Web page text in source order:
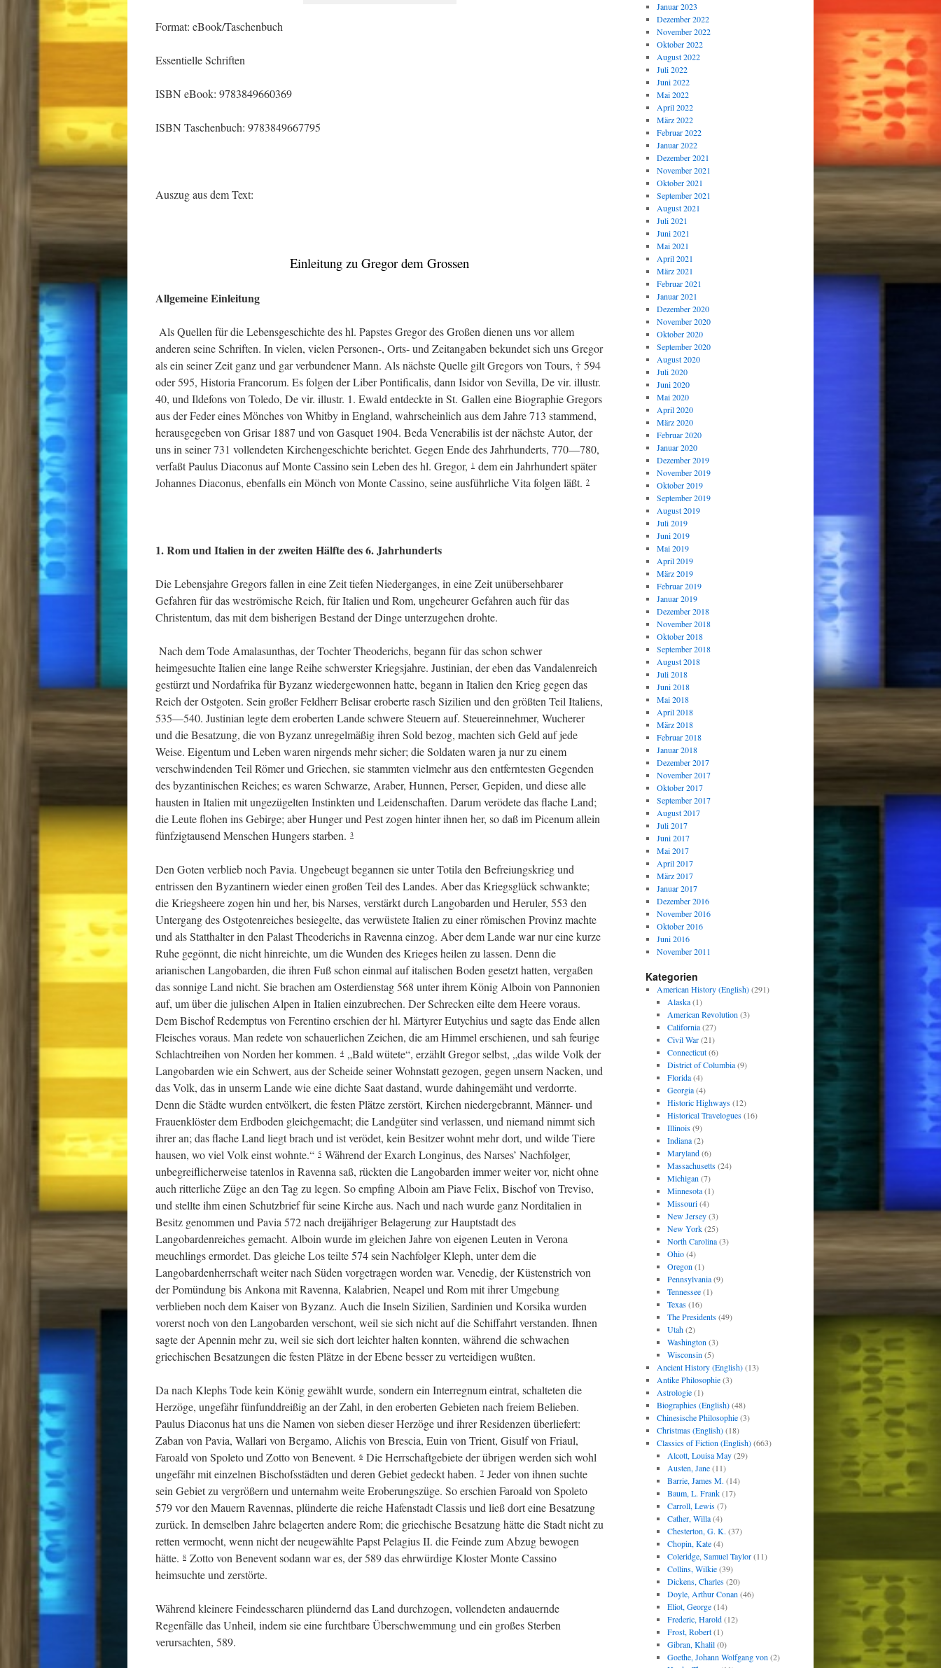
Format: eBook/Taschenbuch
Essentielle Schriften
ISBN eBook: 9783849660369
ISBN Taschenbuch: 9783849667795
Auszug aus dem Text:
Einleitung zu Gregor dem Grossen
Allgemeine Einleitung
Als Quellen für die Lebensgeschichte des hl. Papstes Gregor des Großen dienen uns vor allem
anderen seine Schriften. In vielen, vielen Personen-, Orts- und Zeitangaben bekundet sich uns Gregor
als ein seiner Zeit ganz und gar verbundener Mann. Als nächste Quelle gilt Gregors von Tours, † 594
oder 595, Historia Francorum. Es folgen der Liber Pontificalis, dann Isidor von Sevilla, De vir. illustr.
40, und Ildefons von Toledo, De vir. illustr. 1. Ewald entdeckte in St. Gallen eine Biographie Gregors
aus der Feder eines Mönches von Whitby in England, wahrscheinlich aus dem Jahre 713 stammend,
herausgegeben von Grisar 1887 und von Gasquet 1904. Beda Venerabilis ist der nächste Autor, der
uns in seiner 731 vollendeten Kirchengeschichte berichtet. Gegen Ende des Jahrhunderts, 770—780,
verfaßt Paulus Diaconus auf Monte Cassino sein Leben des hl. Gregor, 1 dem ein Jahrhundert später
Johannes Diaconus, ebenfalls ein Mönch von Monte Cassino, seine ausführliche Vita folgen läßt. 2
1. Rom und Italien in der zweiten Hälfte des 6. Jahrhunderts
Die Lebensjahre Gregors fallen in eine Zeit tiefen Niederganges, in eine Zeit unübersehbarer
Gefahren für das weströmische Reich, für Italien und Rom, ungeheurer Gefahren auch für das
Christentum, das mit dem bisherigen Bestand der Dinge unterzugehen drohte.
Nach dem Tode Amalasunthas, der Tochter Theoderichs, begann für das schon schwer
heimgesuchte Italien eine lange Reihe schwerster Kriegsjahre. Justinian, der eben das Vandalenreich
gestürzt und Nordafrika für Byzanz wiedergewonnen hatte, begann in Italien den Krieg gegen das
Reich der Ostgoten. Sein großer Feldherr Belisar eroberte rasch Sizilien und den größten Teil Italiens,
535—540. Justinian legte dem eroberten Lande schwere Steuern auf. Steuereinnehmer, Wucherer
und die Besatzung, die von Byzanz unregelmäßig ihren Sold bezog, machten sich Geld auf jede
Weise. Eigentum und Leben waren nirgends mehr sicher; die Soldaten waren ja nur zu einem
verschwindenden Teil Römer und Griechen, sie stammten vielmehr aus den entferntesten Gegenden
des byzantinischen Reiches; es waren Schwarze, Araber, Hunnen, Perser, Gepiden, und diese alle
hausten in Italien mit ungezügelten Instinkten und Leidenschaften. Darum verödete das flache Land;
die Leute flohen ins Gebirge; aber Hunger und Pest zogen hinter ihnen her, so daß im Picenum allein
fünfzigtausend Menschen Hungers starben. 3
Den Goten verblieb noch Pavia. Ungebeugt begannen sie unter Totila den Befreiungskrieg und
entrissen den Byzantinern wieder einen großen Teil des Landes. Aber das Kriegsglück schwankte;
die Kriegsheere zogen hin und her, bis Narses, verstärkt durch Langobarden und Heruler, 553 den
Untergang des Ostgotenreiches besiegelte, das verwüstete Italien zu einer römischen Provinz machte
und als Statthalter in den Palast Theoderichs in Ravenna einzog. Aber dem Lande war nur eine kurze
Ruhe gegönnt, die nicht hinreichte, um die Wunden des Krieges heilen zu lassen. Denn die
arianischen Langobarden, die ihren Fuß schon einmal auf italischen Boden gesetzt hatten, vergaßen
das sonnige Land nicht. Sie brachen am Osterdienstag 568 unter ihrem König Alboin von Pannonien
auf, um über die julischen Alpen in Italien einzubrechen. Der Schrecken eilte dem Heere voraus.
Dem Bischof Redemptus von Ferentino erschien der hl. Märtyrer Eutychius und sagte das Ende allen
Fleisches voraus. Man redete von schauerlichen Zeichen, die am Himmel erschienen, und sah feurige
Schlachtreihen von Norden her kommen. 4 „Bald wütete“, erzählt Gregor selbst, „das wilde Volk der
Langobarden wie ein Schwert, aus der Scheide seiner Wohnstatt gezogen, gegen unsern Nacken, und
das Volk, das in unserm Lande wie eine dichte Saat dastand, wurde dahingemäht und verdorrte.
Denn die Städte wurden entvölkert, die festen Plätze zerstört, Kirchen niedergebrannt, Männer- und
Frauenklöster dem Erdboden gleichgemacht; die Landgüter sind verlassen, und niemand nimmt sich
ihrer an; das flache Land liegt brach und ist verödet, kein Besitzer wohnt mehr dort, und wilde Tiere
hausen, wo viel Volk einst wohnte.“ 5 Während der Exarch Longinus, des Narses’ Nachfolger,
unbegreiflicherweise tatenlos in Ravenna saß, rückten die Langobarden immer weiter vor, nicht ohne
auch ritterliche Züge an den Tag zu legen. So empfing Alboin am Piave Felix, Bischof von Treviso,
und stellte ihm einen Schutzbrief für seine Kirche aus. Nach und nach wurde ganz Norditalien in
Besitz genommen und Pavia 572 nach dreijähriger Belagerung zur Hauptstadt des
Langobardenreiches gemacht. Alboin wurde im gleichen Jahre von eigenen Leuten in Verona
meuchlings ermordet. Das gleiche Los teilte 574 sein Nachfolger Kleph, unter dem die
Langobardenherrschaft weiter nach Süden vorgetragen worden war. Venedig, der Küstenstrich von
der Pomündung bis Ankona mit Ravenna, Kalabrien, Neapel und Rom mit ihrer Umgebung
verblieben noch dem Kaiser von Byzanz. Auch die Inseln Sizilien, Sardinien und Korsika wurden
vorerst noch von den Langobarden verschont, weil sie sich nicht auf die Schiffahrt verstanden. Ihnen
sagte der Apennin mehr zu, weil sie sich dort leichter halten konnten, während die schwachen
griechischen Besatzungen die festen Plätze in der Ebene besser zu verteidigen wußten.
Da nach Klephs Tode kein König gewählt wurde, sondern ein Interregnum eintrat, schalteten die
Herzöge, ungefähr fünfunddreißig an der Zahl, in den eroberten Gebieten nach freiem Belieben.
Paulus Diaconus hat uns die Namen von sieben dieser Herzöge und ihrer Residenzen überliefert:
Zaban von Pavia, Wallari von Bergamo, Alichis von Brescia, Euin von Trient, Gisulf von Friaul,
Faroald von Spoleto und Zotto von Benevent. 6 Die Herrschaftgebiete der übrigen werden sich wohl
ungefähr mit einzelnen Bischofsstädten und deren Gebiet gedeckt haben. 7 Jeder von ihnen suchte
sein Gebiet zu vergrößern und unternahm weite Eroberungszüge. So erschien Faroald von Spoleto
579 vor den Mauern Ravennas, plünderte die reiche Hafenstadt Classis und ließ dort eine Besatzung
zurück. In demselben Jahre belagerten andere Rom; die griechische Besatzung hätte die Stadt nicht zu
retten vermocht, wenn nicht der neugewählte Papst Pelagius II. die Feinde zum Abzug bewogen
hätte. 8 Zotto von Benevent sodann war es, der 589 das ehrwürdige Kloster Monte Cassino
heimsuchte und zerstörte.
Während kleinere Feindesscharen plündernd das Land durchzogen, vollendeten andauernde
Regenfälle das Unheil, indem sie eine furchtbare Überschwemmung und ein großes Sterben
verursachten, 589.
Januar 2023
Dezember 2022
November 2022
Oktober 2022
August 2022
Juli 2022
Juni 2022
Mai 2022
April 2022
März 2022
Februar 2022
Januar 2022
Dezember 2021
November 2021
Oktober 2021
September 2021
August 2021
Juli 2021
Juni 2021
Mai 2021
April 2021
März 2021
Februar 2021
Januar 2021
Dezember 2020
November 2020
Oktober 2020
September 2020
August 2020
Juli 2020
Juni 2020
Mai 2020
April 2020
März 2020
Februar 2020
Januar 2020
Dezember 2019
November 2019
Oktober 2019
September 2019
August 2019
Juli 2019
Juni 2019
Mai 2019
April 2019
März 2019
Februar 2019
Januar 2019
Dezember 2018
November 2018
Oktober 2018
September 2018
August 2018
Juli 2018
Juni 2018
Mai 2018
April 2018
März 2018
Februar 2018
Januar 2018
Dezember 2017
November 2017
Oktober 2017
September 2017
August 2017
Juli 2017
Juni 2017
Mai 2017
April 2017
März 2017
Januar 2017
Dezember 2016
November 2016
Oktober 2016
Juni 2016
November 2011
Kategorien
American History (English)(291)
Alaska(1)
American Revolution (3)
California(27)
Civil War(21)
Connecticut(6)
District of Columbia(9)
Florida(4)
Georgia(4)
Historic Highways(12)
Historical Travelogues(16)
Illinois(9)
Indiana(2)
Maryland(6)
Massachusetts(24)
Michigan (7)
Minnesota(1)
Missouri(4)
New Jersey(3)
New York(25)
North Carolina(3)
Ohio(4)
Oregon (1)
Pennsylvania(9)
Tennessee(1)
Texas(16)
The Presidents(49)
Utah(2)
Washington (3)
Wisconsin (5)
Ancient History (English)(13)
Antike Philosophie(3)
Astrologie(1)
Biographies (English)(48)
Chinesische Philosophie(3)
Christmas (English)(18)
Classics of Fiction (English)(663)
Alcott, Louisa May(29)
Austen, Jane(11)
Barrie, James M. (14)
Baum, L. Frank(17)
Carroll, Lewis(7)
Cather, Willa(4)
Chesterton, G. K. (37)
Chopin, Kate(4)
Coleridge, Samuel Taylor(11)
Collins, Wilkie(39)
Dickens, Charles(20)
Doyle, Arthur Conan (46)
Eliot, George(14)
Frederic, Harold(12)
Frost, Robert(1)
Gibran, Khalil(0)
Goethe, Johann Wolfgang von (2)